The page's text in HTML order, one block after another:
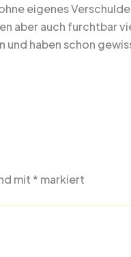
eigenes
aber auch furchtbar
haben schon
mit* markiert